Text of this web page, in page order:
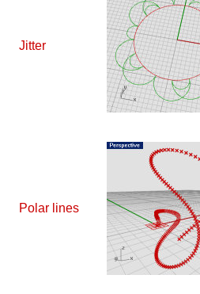
Jitter
Polar lines